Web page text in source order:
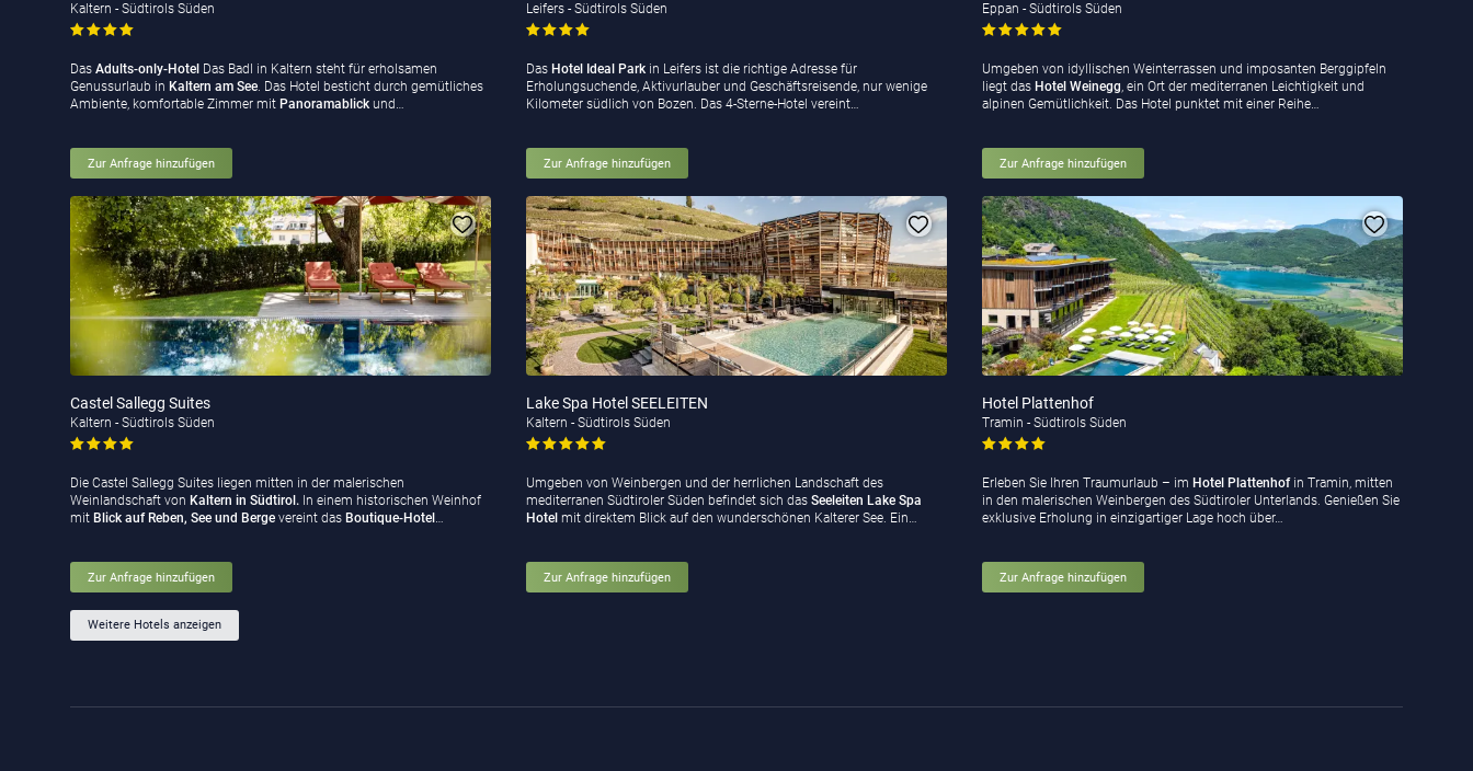
Kaltern - Südtirols Süden
Das Adults-only-Hotel Das Badl in Kaltern steht für erholsamen
Genussurlaub in Kaltern am See. Das Hotel besticht durch gemütliches
Ambiente, komfortable Zimmer mit Panoramablick und…
Zur Anfrage hinzufügen
Leifers - Südtirols Süden
Das Hotel Ideal Parkin Leifers ist die richtige Adresse für
Erholungsuchende, Aktivurlauber und Geschäftsreisende, nur wenige
Kilometer südlich von Bozen. Das 4-Sterne-Hotel vereint…
Zur Anfrage hinzufügen
Eppan - Südtirols Süden
Umgeben von idyllischen Weinterrassen und imposanten Berggipfeln
liegt das Hotel Weinegg, ein Ort der mediterranen Leichtigkeit und
alpinen Gemütlichkeit. Das Hotel punktet mit einer Reihe…
Zur Anfrage hinzufügen
Castel Sallegg Suites
Kaltern - Südtirols Süden
Die Castel Sallegg Suites liegen mitten in der malerischen
Weinlandschaft von Kaltern in Südtirol. In einem historischen Weinhof
mit Blick auf Reben, See und Berge vereint das Boutique-Hotel …
Zur Anfrage hinzufügen
Lake Spa Hotel SEELEITEN
Kaltern - Südtirols Süden
Umgeben von Weinbergen und der herrlichen Landschaft des
mediterranen Südtiroler Süden befindet sich das Seeleiten Lake Spa
Hotel mit direktem Blick auf den wunderschönen Kalterer See. Ein…
Zur Anfrage hinzufügen
Hotel Plattenhof
Tramin - Südtirols Süden
Erleben Sie Ihren Traumurlaub – im Hotel Plattenhofin Tramin, mitten
in den malerischen Weinbergen des Südtiroler Unterlands. Genießen Sie
exklusive Erholung in einzigartiger Lage hoch über…
Zur Anfrage hinzufügen
Weitere Hotels anzeigen